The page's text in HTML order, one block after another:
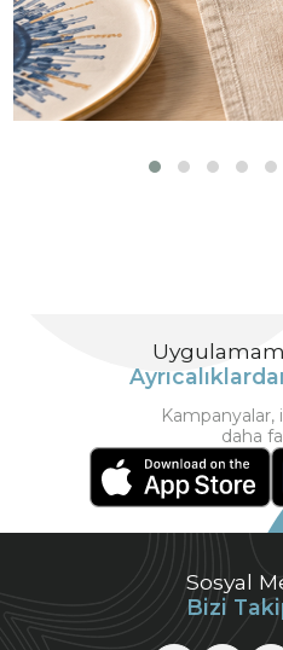
Sosyal
Bizi
Kampanyalar,
daha